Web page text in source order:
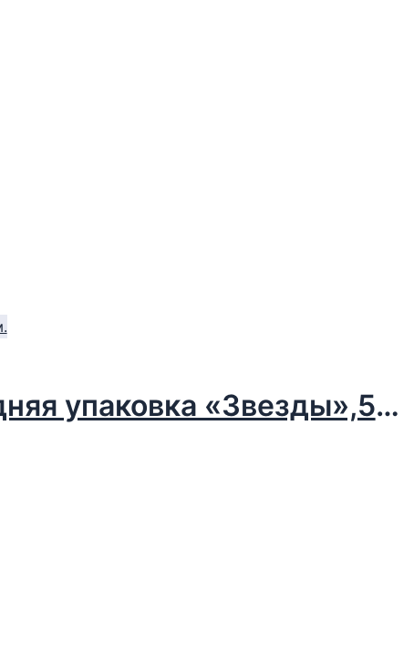
Бумага упаковочная тишью, новогодняя упаковка «Звезды»,50 х 66 см.